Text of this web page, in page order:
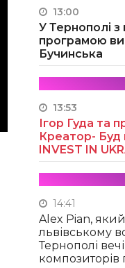
13:00
У Тернополі
програмою
Бучинська
13:53
Ігор Гуда та
Креатор- Буд
INVEST IN
14:41
Alex Pian,
львівському
Тернополі
композиторів